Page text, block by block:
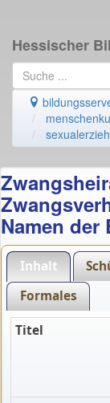
Hessischer
Namen der
Inhalt
Formales
Titel